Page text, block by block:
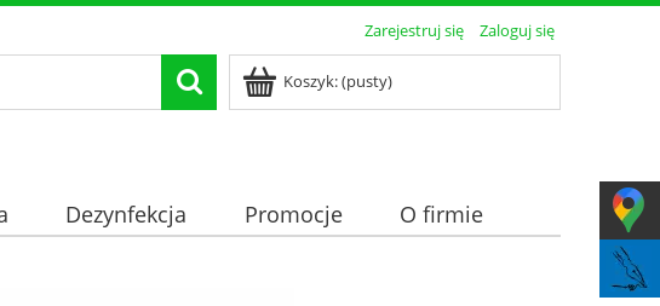
Zarejestruj się Zaloguj się
Koszyk:(pusty)
Dezynfekcja Promocje
O firmie